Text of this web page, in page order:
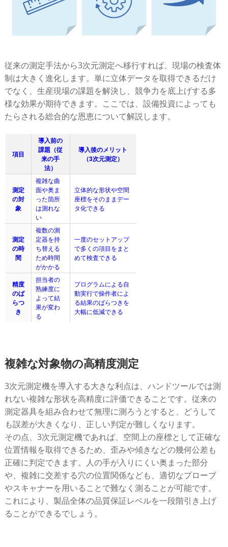
従来の測定手法から3次元測定へ移行すれば、現場の検査体
制は大きく進化します。単に立体データを取得できるだけ
でなく、生産現場の課題を解決し、競争力を底上げする多
様な効果が期待できます。ここでは、設備投資によっても
たらされる総合的な恩恵について解説します。
項目
導入前の
課題（従
来の手
法）
導入後のメリット
（3次元測定）
測定
の対
象
複雑な曲
面や奥ま
った箇所
は測れな
い
立体的な形状や空間
座標をそのままデー
タ化できる
測定
の時
間
複数の測
定器を持
ち替える
ため時間
がかかる
一度のセットアップ
で多くの項目をまと
めて検査できる
精度
のば
らつ
き
担当者の
熟練度に
よって結
果が変わ
る
プログラムによる自
動実行で操作者によ
る結果のばらつきを
大幅に低減できる
複雑な対象物の高精度測定
3次元測定機を導入する大きな利点は、ハンドツールでは測
れない複雑な形状を高精度に評価できることです。従来の
測定器具を組み合わせて無理に測ろうとすると、どうして
も誤差が大きくなり、正しい判定が難しくなります。
その点、3次元測定機であれば、空間上の座標として正確な
位置情報を取得できるため、歪みや傾きなどの幾何公差も
正確に判定できます。人の手が入りにくい奥まった部分
や、複雑に交差する穴の位置関係なども、適切なプローブ
やスキャナーを用いることで難なく測ることが可能です。
これにより、製品全体の品質保証レベルを一段階引き上げ
ることができるでしょう。